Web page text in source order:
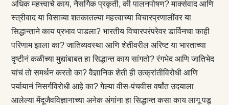
अधिक महत्त्वाचे काय, नैसर्गिक प्रकृती, की पालनपोषण? मार्क्सवाद आणि
स्त्रीवाद या विसाव्या शतकातल्या महत्त्वाच्या विचारप्रणालींवर या
सिद्धान्ताने काय प्रभाव पाडला? भारतीय विचारपरंपरेवर डार्विनचा काही
परिणाम झाला का? जातिव्यवस्था आणि शेतीवरील अरिष्ट या भारताच्या
दृष्टीनं कळीच्या मुद्यांबाबत हा सिद्धान्त काय सांगतो? रंगभेद आणि जातिभेद
यांचं तो समर्थन करतो का? वैज्ञानिक शेती ही उत्क्रांतीविरोधी आणि
पर्यायानं निसर्गविरोधी आहे का? गेल्या वीस-पंचवीस वर्षांत उदयाला
आलेल्या मेंदूजैवविज्ञानाच्या अनेक अंगांना हा सिद्धान्त कसा काय लागू पडू